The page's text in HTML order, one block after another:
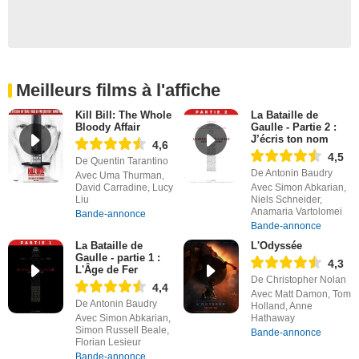
Meilleurs films à l'affiche
Kill Bill: The Whole
Bloody Affair
4,6
De Quentin Tarantino
Avec Uma Thurman,
David Carradine, Lucy
Liu
Bande-annonce
La Bataille de
Gaulle - Partie 2 :
J’écris ton nom
4,5
De Antonin Baudry
Avec Simon Abkarian,
Niels Schneider,
Anamaria Vartolomei
Bande-annonce
La Bataille de
Gaulle - partie 1 :
L'Âge de Fer
4,4
De Antonin Baudry
Avec Simon Abkarian,
Simon Russell Beale,
Florian Lesieur
Bande-annonce
L'Odyssée
4,3
De Christopher Nolan
Avec Matt Damon, Tom
Holland, Anne
Hathaway
Bande-annonce